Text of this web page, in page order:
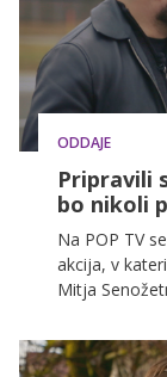
ODDAJE
Pripravili
bo nikoli
Na POP TV
akcija, v
Mitja
hiši, kjer je
Mitju, ki je